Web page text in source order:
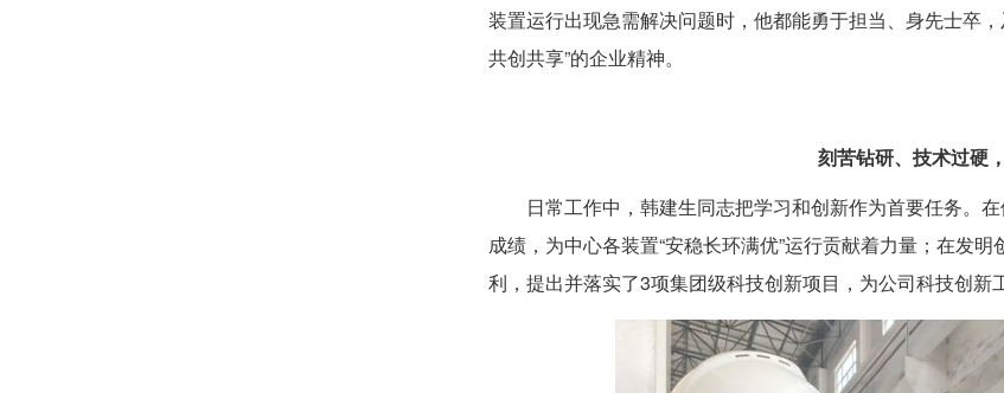
装置运行出现急需解决问题时，他都能勇于担当、身先士卒
共创共享”的企业精神。
刻苦钻研、技术过硬
日常工作中，韩建生同志把学习和创新作为首要任务。
成绩，为中心各装置“安稳长环满优”运行贡献着力量；在发
利，提出并落实了3项集团级科技创新项目，为公司科技创新